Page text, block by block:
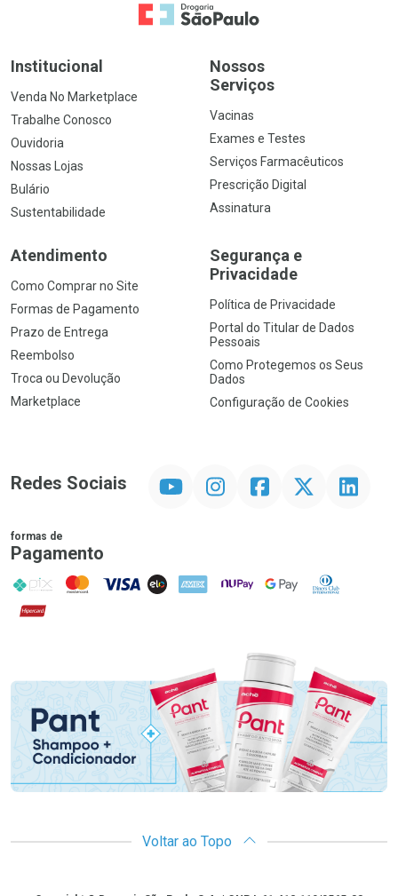
Ir para a Home
Institucional
Venda No Marketplace
Trabalhe Conosco
Ouvidoria
Nossas Lojas
Bulário
Sustentabilidade
Nossos
Serviços
Vacinas
Exames e Testes
Serviços Farmacêuticos
Prescrição Digital
Assinatura
Atendimento
Como Comprar no Site
Formas de Pagamento
Prazo de Entrega
Reembolso
Troca ou Devolução
Marketplace
Segurança e
Privacidade
Política de Privacidade
Portal do Titular de Dados
Pessoais
Como Protegemos os Seus
Dados
Configuração de Cookies
Redes Sociais InstagramFacebookTwitter Linkedin
formas de
Pagamento
PIX MasterCard
VISA ELO AMEX NuPay Google PayDiners Club
Hipercard
Promoção em Destaque
Voltar ao Topo